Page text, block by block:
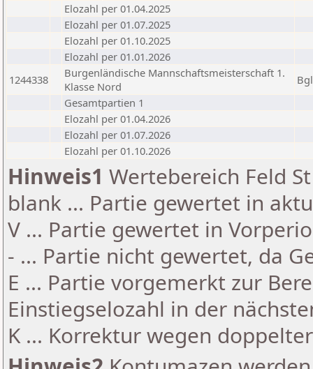
Elozahl per 01.04.2025
Elozahl per 01.07.2025
Elozahl per 01.10.2025
Elozahl per 01.01.2026
1244338
Burgenländische Mannschaftsmeisterschaft 1.
Klasse Nord
Gesamtpartien 1
Elozahl per 01.04.2026
Elozahl per 01.07.2026
Elozahl per 01.10.2026
Hinweis1 Wertebereich Feld
blank ... Partie gewertet in
V ... Partie gewertet in
- ... Partie nicht gewertet, da
E ... Partie vorgemerkt zur
Einstiegselozahl in der
K ... Korrektur wegen